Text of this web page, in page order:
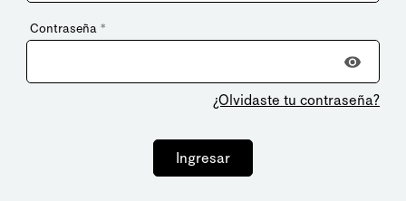
Contraseña *
¿Olvidaste tu contraseña?
Ingresar